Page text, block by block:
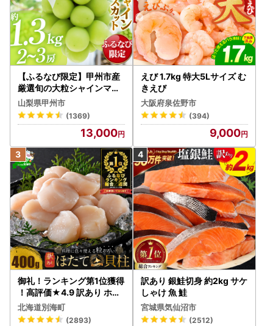
【ふるなび限定】甲州市産
厳選旬の大粒シャインマス
カット 約1.3kg 2～3房【2
026年発送】（MG）B12-
472 FN-Limited-VO シャ
インマスカット フルーツ
山梨県甲州市
(1369)
13,000
えび 1.7kg 特大5Lサイズ む
きえび
大阪府泉佐野市
(394)
9,000
御礼！ランキング第1位獲得
！高評価★4.9 訳あり ホタ
テ 400g（ほたて 帆立 貝柱
冷凍 ）
北海道別海町
(2893)
訳あり 銀鮭切身 約2kg サケ
しゃけ 魚 鮭
宮城県気仙沼市
(2512)